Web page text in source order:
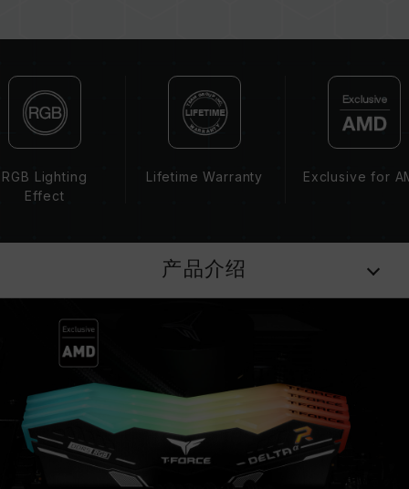
内存的最终运行频率取决于系统 BIOS 设定及主
若未启用 XMP 3.0（Intel）或
EXPO（AMD），内存将以 SPD 默认频率
（JEDEC 标准）运行，如 DDR5-4800 (或更
低)。此为正常行为，并非产品瑕疵。
板可能无法达到标示频率，最终运行频率受限于系
超频导致系统不稳定，请回复 BIOS 默认值。
内存模块的标示频率为最高可达频率，并非所有系
统都能达成。
请确认您的主板与处理器支持对应的超频技术
（XMP 3.0 / EXPO），否则内存可能无法达到标
示的超频频率。
十铨科技的内存模块皆在正常电压情况下进行验
证，若有处理器或主板故障状况，请联系处理器或
主板相关售后服务。
RGB Lighting
Effect
Lifetime Warranty Exclusive for
产品介绍